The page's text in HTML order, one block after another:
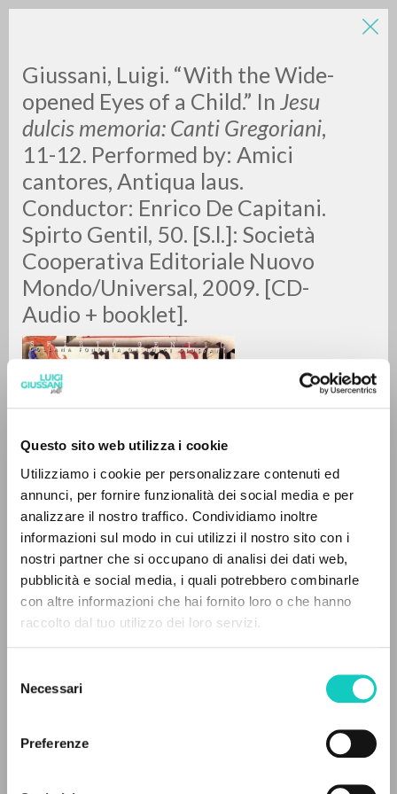
Questo sito web utilizza i cookie
Utilizziamo i cookie per personalizzare contenuti ed
annunci, per fornire funzionalità dei social media e per
analizzare il nostro traffico. Condividiamo inoltre
informazioni sul modo in cui utilizzi il nostro sito con i
nostri partner che si occupano di analisi dei dati web,
pubblicità e social media, i quali potrebbero combinarle
con altre informazioni che hai fornito loro o che hanno
raccolto dal tuo utilizzo dei loro servizi.
delNecessari
Preferenze
Giussani, Luigi. “With the Wide-
opened Eyes of a Child.” In Jesu
dulcis memoria: Canti Gregoriani,
11-12. Performed by: Amici
cantores, Antiqua laus.
Conductor: Enrico De Capitani.
Spirto Gentil, 50. [S.l.]: Società
Cooperativa Editoriale Nuovo
Mondo/Universal, 2009. [CD-
Audio + booklet].
Giussani LuigiAutor
Società Cooperativa Editoriale Nuovo Mondo/Universal
LUIGI
GIUSSANI
scritti
BÚSQUEDA AVANZADA »
0DOCUMENTOS ENCONTRADOS
RESULTADOS SUCESIVOS